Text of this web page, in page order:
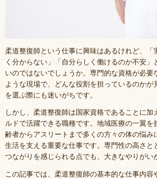
柔道整復師という仕事に興味はあるけれど、「
く分からない」「自分らしく働けるのか不安」
いのではないでしょうか。専門的な資格が必要
ような現場で、どんな役割を担っているのかが
を選ぶ際にも迷いがちです。
しかし、柔道整復師は国家資格であることに加
ルドで活躍できる職種です。地域医療の一翼を
齢者からアスリートまで多くの方々の体の悩み
生活を支える重要な仕事です。専門性の高さと
つながりを感じられる点でも、大きなやりがい
この記事では、柔道整復師の基本的な仕事内容